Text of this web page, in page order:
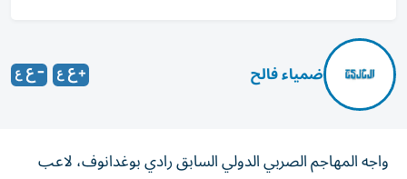
ضمياء فالح
واجه المهاجم الصربي الدولي السابق رادي بوغدانوف، لاعب